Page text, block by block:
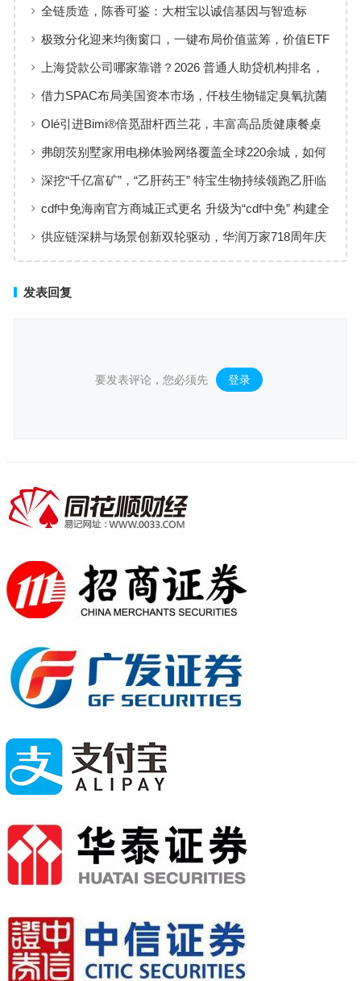
行添彩
全链质造，陈香可鉴：大柑宝以诚信基因与智造标
准，定义新会陈皮高质量发展
极致分化迎来均衡窗口，一键布局价值蓝筹，价值ETF
华夏火热开售
上海贷款公司哪家靠谱？2026 普通人助贷机构排名，
工薪族借钱选择指南
借力SPAC布局美国资本市场，仟枝生物锚定臭氧抗菌
黄金赛道
Olé引进Bimi®倍觅甜杆西兰花，丰富高品质健康餐桌
新选择
弗朗茨别墅家用电梯体验网络覆盖全球220余城，如何
实现高效服务响应
深挖“千亿富矿”，“乙肝药王” 特宝生物持续领跑乙肝临
床治愈
cdf中免海南官方商城正式更名 升级为“cdf中免” 构建全
场景购物生态
供应链深耕与场景创新双轮驱动，华润万家718周年庆
发表回复
要发表评论，您必须先 登录 。